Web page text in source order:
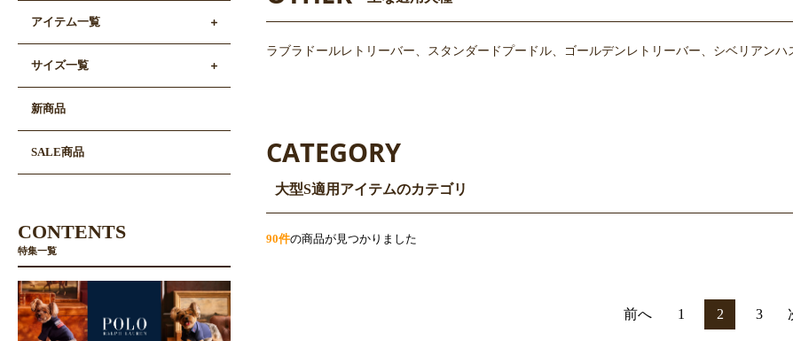
ラブラドールレトリーバー、スタンダードプードル、ゴールデンレトリーバー、シベリアン
CATEGORY
大型S適用アイテムのカテゴリ
90件の商品が見つかりました
前へ 1 2 3
アイテム一覧
サイズ一覧
新商品
SALE商品
CONTENTS
特集一覧